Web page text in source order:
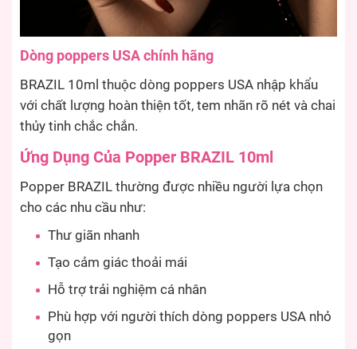
Dòng poppers USA chính hãng
BRAZIL 10ml thuộc dòng poppers USA nhập khẩu
với chất lượng hoàn thiện tốt, tem nhãn rõ nét và chai
thủy tinh chắc chắn.
Ứng Dụng Của Popper BRAZIL 10ml
Popper BRAZIL thường được nhiều người lựa chọn
cho các nhu cầu như:
Thư giãn nhanh
Tạo cảm giác thoải mái
Hỗ trợ trải nghiệm cá nhân
Phù hợp với người thích dòng poppers USA nhỏ
gọn